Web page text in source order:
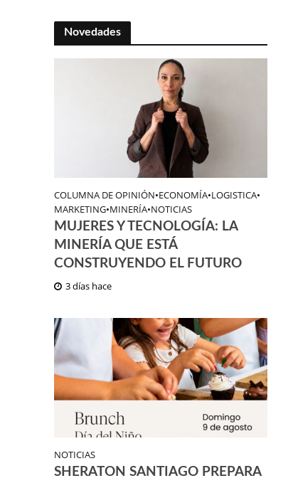
Novedades
COLUMNA DE OPINIÓN•ECONOMÍA•LOGISTICA•
MARKETING•MINERÍA•NOTICIAS
MUJERES Y TECNOLOGÍA: LA
MINERÍA QUE ESTÁ
CONSTRUYENDO EL FUTURO
3 días hace
NOTICIAS
SHERATON SANTIAGO PREPARA